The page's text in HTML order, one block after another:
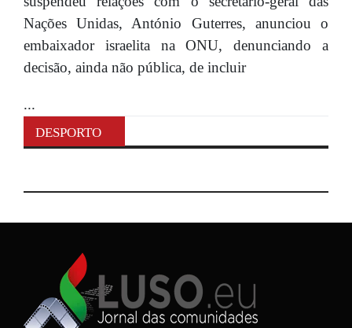
Nações Unidas, António Guterres, anunciou o
embaixador israelita na ONU, denunciando a
decisão, ainda não pública, de incluir
...
DESPORTO